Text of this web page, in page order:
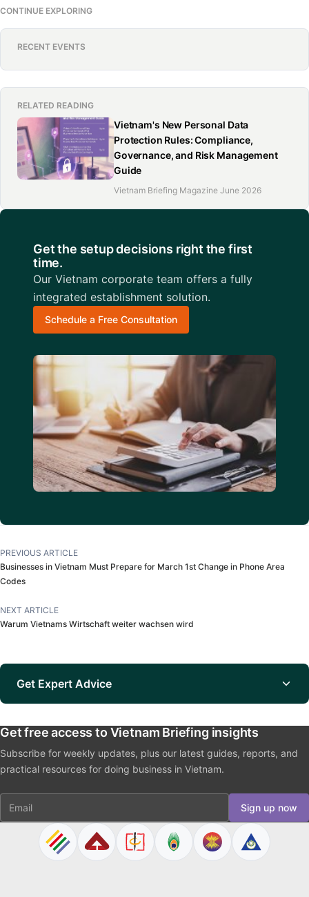
CONTINUE EXPLORING
RECENT EVENTS
RELATED READING
Vietnam's New Personal Data
Protection Rules: Compliance,
Governance, and Risk Management
Guide
Vietnam Briefing Magazine June 2026
Get the setup decisions right the first
time.
Our Vietnam corporate team offers a fully
integrated establishment solution.
Schedule a Free Consultation
PREVIOUS ARTICLE
Businesses in Vietnam Must Prepare for March 1st Change in Phone Area
Codes
NEXT ARTICLE
Warum Vietnams Wirtschaft weiter wachsen wird
Get Expert Advice
Get free access to Vietnam Briefing insights
Subscribe for weekly updates, plus our latest guides, reports, and
practical resources for doing business in Vietnam.
Email Sign up now